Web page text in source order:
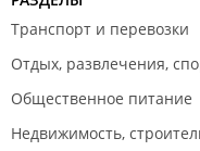
Транспорт и перевозки
Отдых, развлечения,
Общественное питание
Недвижимость,